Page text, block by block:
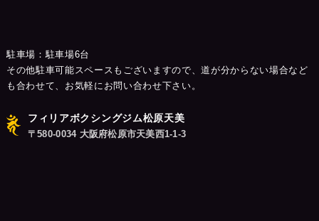
駐車場：駐車場6台
その他駐車可能スペースもございますので、道が分からない場合など
も合わせて、お気軽にお問い合わせ下さい。
フィリアボクシングジム松原天美
〒580-0034 大阪府松原市天美西1-1-3